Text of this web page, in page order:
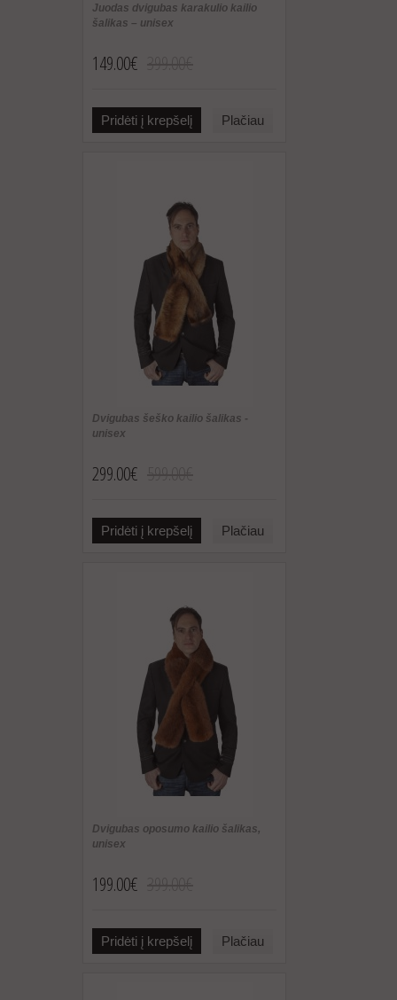
Juodas dvigubas karakulio kailio
šalikas – unisex
149.00€
Pridėti į krepšelį Plačiau
Dvigubas šeško kailio šalikas -
unisex
299.00€
Pridėti į krepšelį Plačiau
Dvigubas oposumo kailio šalikas,
unisex
199.00€
Pridėti į krepšelį Plačiau